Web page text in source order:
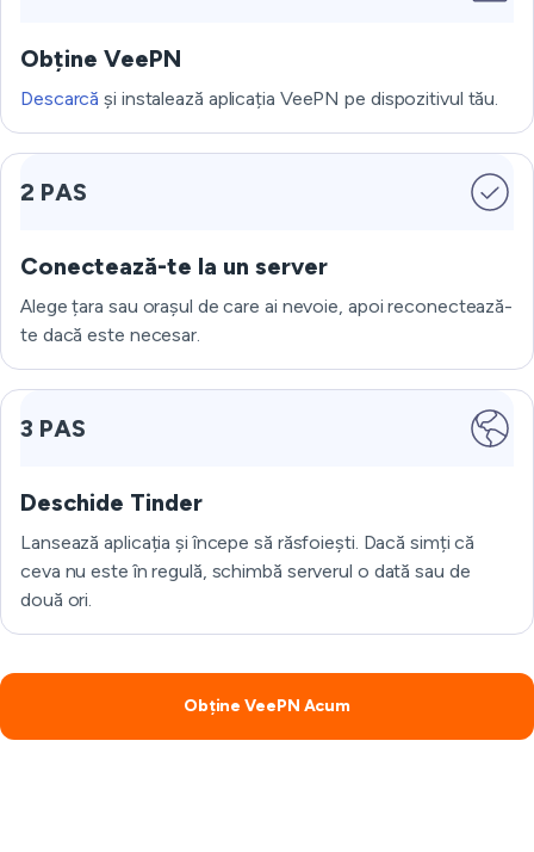
Obține VeePN
Descarcă și instalează aplicația VeePN pe dispozitivul tău.
2 PAS
Conectează-te la un server
Alege țara sau orașul de care ai nevoie, apoi reconectează-
te dacă este necesar.
3 PAS
Deschide Tinder
Lansează aplicația și începe să răsfoiești. Dacă simți că
ceva nu este în regulă, schimbă serverul o dată sau de
două ori.
Obține VeePN Acum